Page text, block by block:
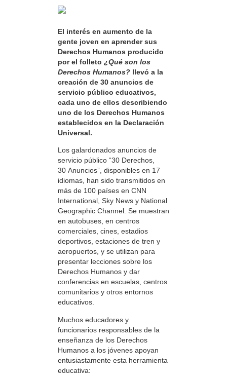
El interés en aumento de la
gente joven en aprender sus
Derechos Humanos producido
por el folleto ¿Qué son los
Derechos Humanos? llevó a la
creación de 30 anuncios de
servicio público educativos,
cada uno de ellos describiendo
uno de los Derechos Humanos
establecidos en la Declaración
Universal.
Los galardonados anuncios de
servicio público “30 Derechos,
30 Anuncios”, disponibles en 17
idiomas, han sido transmitidos en
más de 100 países en CNN
International, Sky News y National
Geographic Channel. Se muestran
en autobuses, en centros
comerciales, cines, estadios
deportivos, estaciones de tren y
aeropuertos, y se utilizan para
presentar lecciones sobre los
Derechos Humanos y dar
conferencias en escuelas, centros
comunitarios y otros entornos
educativos.
Muchos educadores y
funcionarios responsables de la
enseñanza de los Derechos
Humanos a los jóvenes apoyan
entusiastamente esta herramienta
educativa: